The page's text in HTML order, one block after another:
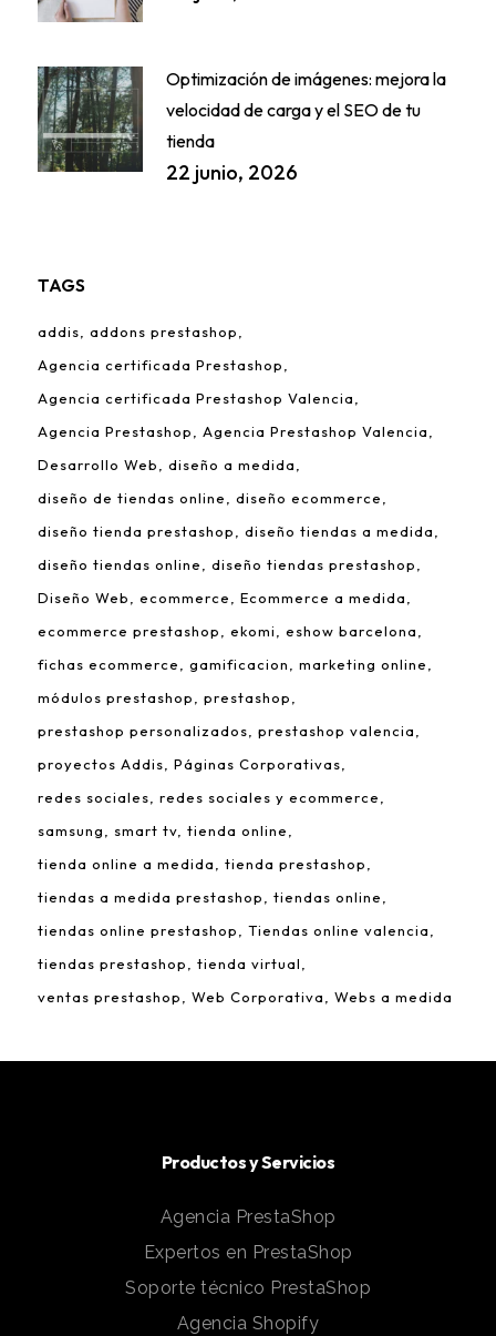
Optimización de imágenes: mejora la
velocidad de carga y el SEO de tu
tienda
22 junio, 2026
TAGS
addis
addons prestashop
Agencia certificada Prestashop
Agencia certificada Prestashop Valencia
Agencia Prestashop
Agencia Prestashop Valencia
Desarrollo Web
diseño a medida
diseño de tiendas online
diseño ecommerce
diseño tienda prestashop
diseño tiendas a medida
diseño tiendas online
diseño tiendas prestashop
Diseño Web
ecommerce
Ecommerce a medida
ecommerce prestashop
ekomi
eshow barcelona
fichas ecommerce
gamificacion
marketing online
módulos prestashop
prestashop
prestashop personalizados
prestashop valencia
proyectos Addis
Páginas Corporativas
redes sociales
redes sociales y ecommerce
samsung
smart tv tienda online
tienda online a medida
tienda prestashop
tiendas a medida prestashop
tiendas online
tiendas online prestashop
Tiendas online valencia
tiendas prestashop
tienda virtual
ventas prestashop
Web Corporativa Webs a medida
Productos y Servicios
Agencia PrestaShop
Expertos en PrestaShop
Soporte técnico PrestaShop
Agencia Shopify